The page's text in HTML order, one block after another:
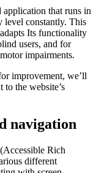
that runs in
level constantly. This
Its functionality
users, and for
impairments.
improvement, we’ll
to the website’s
navigation
Rich
different